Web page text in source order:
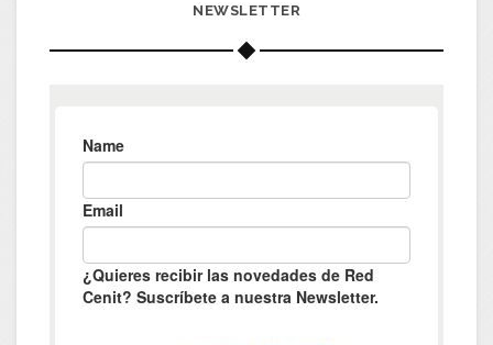
NEWSLETTER